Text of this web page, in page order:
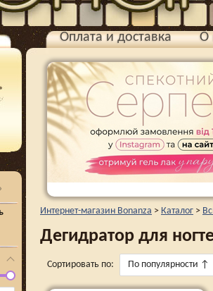
Оплата и доставка О
Интернет-магазин Bonanza > Каталог >
Дегидратор для
Сортировать по: По популярности ↑